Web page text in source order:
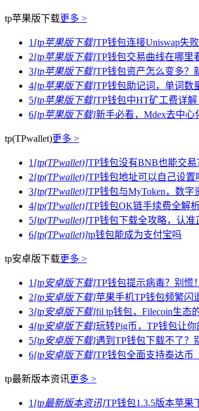
tp苹果版下载更多 >
1 [tp苹果版下载]TP钱包连接Uniswap失
2[tp苹果版下载]TP钱包交易曲线在哪里
3[tp苹果版下载]TP钱包资产怎么变多？
4[tp苹果版下载]TP钱包助记词，单词数
5[tp苹果版下载]TP钱包中HT矿工费详
6[tp苹果版下载]新手必看，Mdex去中心
tp(TPwallet)更多 >
1 [tp(TPwallet)]TP钱包没有BNB也能交
2[tp(TPwallet)]TP钱包地址可以自己设
3[tp(TPwallet)]TP钱包与MyToken，数
4[tp(TPwallet)]TP钱包OK链手续费全解
5[tp(TPwallet)]TP钱包下载全攻略，认
6[tp(TPwallet)]tp钱包能成为支付宝吗
tp安卓版下载更多 >
1 [tp安卓版下载]TP钱包提示病毒？别慌
2[tp安卓版下载]苹果手机TP钱包频繁闪
3[tp安卓版下载]fil tp钱包，Filecoin生态
4[tp安卓版下载]玩转Pig币，TP钱包让
5[tp安卓版下载]遇到TP钱包下载不了？
6[tp安卓版下载]TP钱包全面支持泰达币
tp最新版本资讯更多 >
1 [tp最新版本资讯]TP钱包1.3.5版本苹果